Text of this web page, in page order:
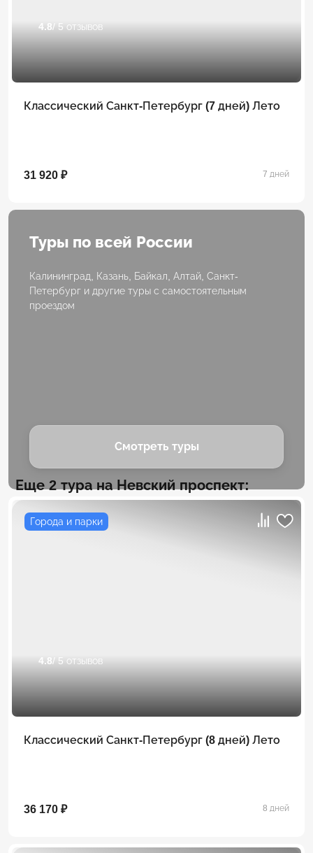
4.8/ 5 отзывов
Классический Санкт-Петербург (7 дней) Лето
31 920 ₽ 7 дней
Туры по всей России
Калининград, Казань, Байкал, Алтай, Санкт-
Петербург и другие туры с самостоятельным
проездом
Смотреть туры
Еще 2 тура на Невский проспект:
Города и парки
4.8/ 5 отзывов
Классический Санкт-Петербург (8 дней) Лето
36 170 ₽ 8 дней